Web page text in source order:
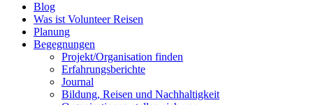
Blog
Was ist Volunteer Reisen
Planung
Begegnungen
Projekt/Organisation finden
Erfahrungsberichte
Journal
Bildung, Reisen und Nachhaltigkeit